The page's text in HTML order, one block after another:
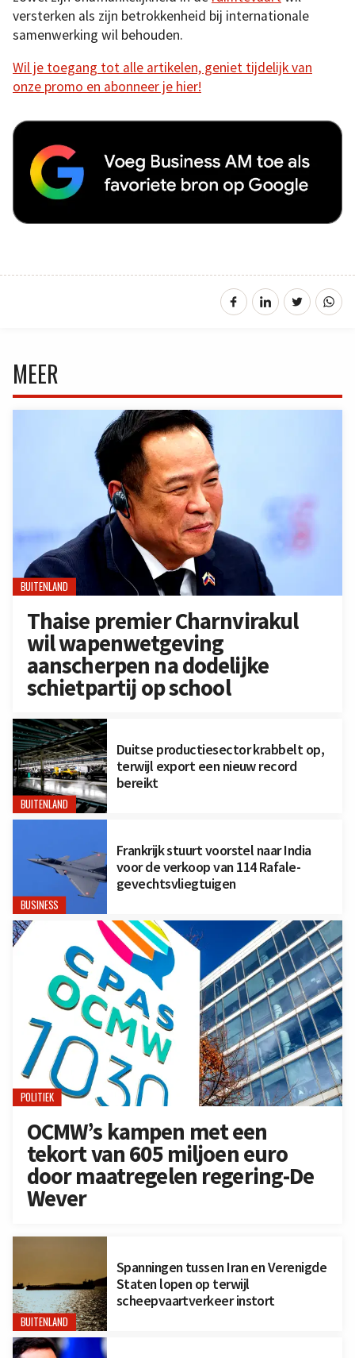
versterken als zijn betrokkenheid bij internationale
samenwerking wil behouden.
Wil je toegang tot alle artikelen, geniet tijdelijk van
onze promo en abonneer je hier!
MEER
BUITENLAND
Thaise premier Charnvirakul
wil wapenwetgeving
aanscherpen na dodelijke
schietpartij op school
BUITENLAND
Duitse productiesector krabbelt op,
terwijl export een nieuw record
bereikt
BUSINESS
Frankrijk stuurt voorstel naar India
voor de verkoop van 114 Rafale-
gevechtsvliegtuigen
POLITIEK
OCMW’s kampen met een
tekort van 605 miljoen euro
door maatregelen regering-De
Wever
BUITENLAND
Spanningen tussen Iran en Verenigde
Staten lopen op terwijl
scheepvaartverkeer instort